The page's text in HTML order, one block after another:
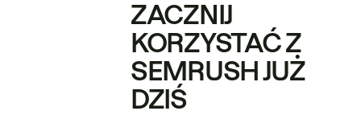
ZACZNIJ
KORZYSTAĆ Z
SEMRUSH JUŻ
DZIŚ